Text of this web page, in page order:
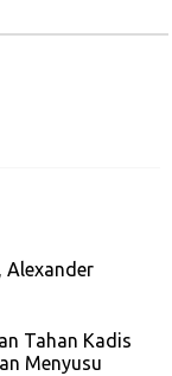
Alexander
Tahan Kadis
Menyusu